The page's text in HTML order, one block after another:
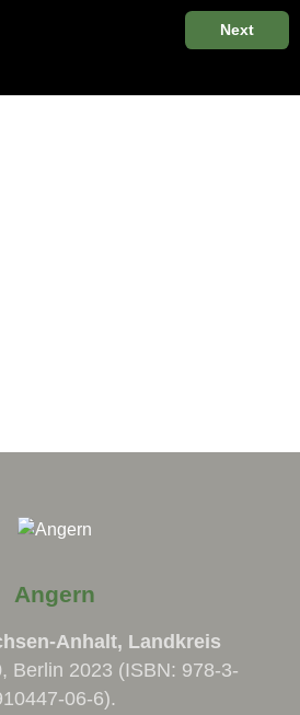
Next
Angern
Anhalt, Landkreis
Berlin 2023 (ISBN: 978-3-
06-6).